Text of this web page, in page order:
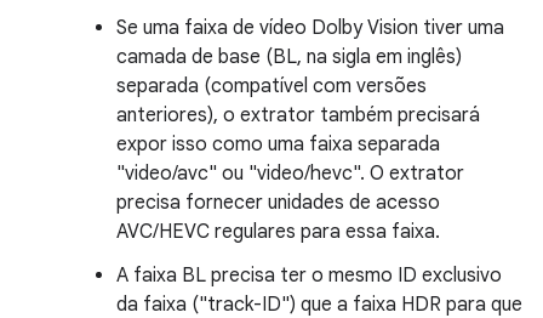
Se uma faixa de vídeo Dolby Vision tiver uma
camada de base (BL, na sigla em inglês)
separada (compatível com versões
anteriores), o extrator também precisará
expor isso como uma faixa separada
"video/avc" ou "video/hevc". O extrator
precisa fornecer unidades de acesso
AVC/HEVC regulares para essa faixa.
A faixa BL precisa ter o mesmo ID exclusivo
da faixa ("track-ID") que a faixa HDR para que